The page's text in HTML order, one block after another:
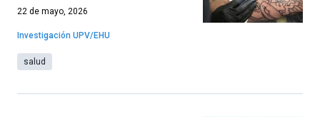
22 de mayo, 2026
Investigación UPV/EHU
salud